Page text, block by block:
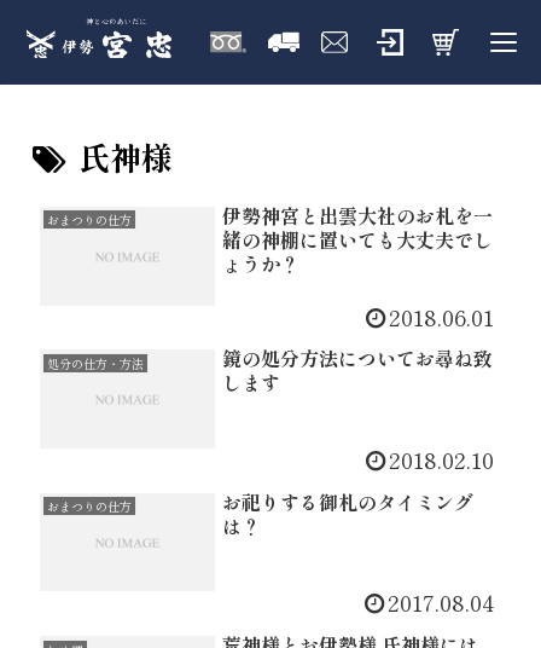
氏神様
おまつりの仕方
伊勢神宮と出雲大社のお札を一
緒の神棚に置いても大丈夫でし
ょうか？
2018.06.01
処分の仕方・方法
鏡の処分方法についてお尋ね致
します
2018.02.10
おまつりの仕方
お祀りする御札のタイミング
は？
2017.08.04